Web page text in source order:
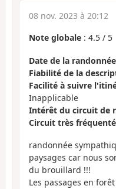
08 nov. 2023 à 20:12
Note globale : 4.5 / 5
Date de la randonnée
Fiabilité de la
Facilité à suivre
Inapplicable
Intérêt du circuit de
Circuit très fréquenté
randonnée
paysages car nous
du brouillard !!!
Les passages en